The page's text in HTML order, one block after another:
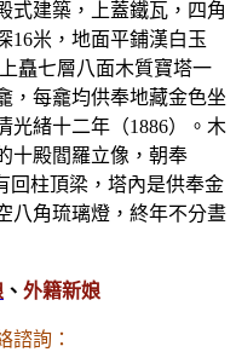
式建築，上蓋鐵瓦，四角
16米，地面平鋪漢白玉
矗七層八面木質寶塔一
，每龕均供奉地藏金色坐
光緒十二年（1886）。木
十殿閻羅立像，朝奉
回柱頂梁，塔內是供奉金
八角琉璃燈，終年不分晝
、 外籍新娘
諮詢：